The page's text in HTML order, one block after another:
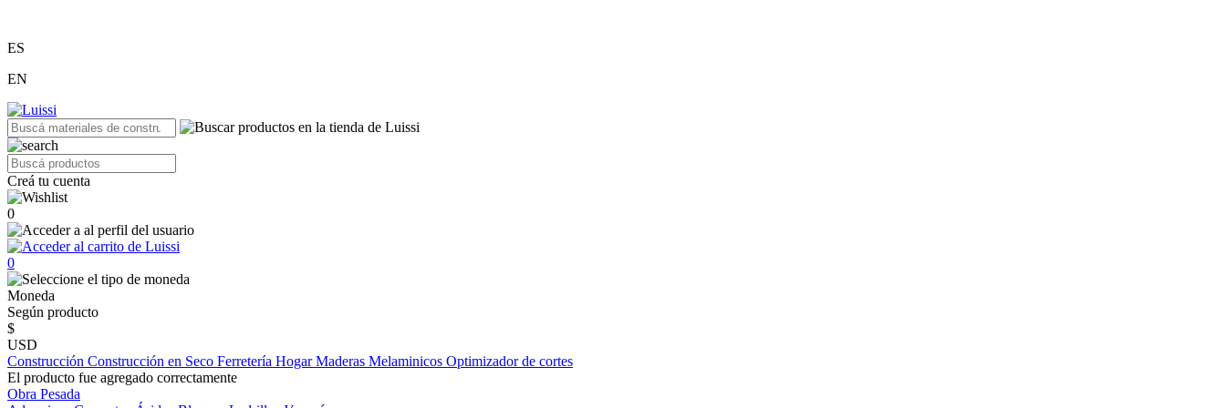
ES
EN
Creá tu cuenta
0
0
Moneda
Según producto
$
USD
Construcción Construcción en Seco Ferretería HogarMaderas Melaminicos Optimizador de cortes
El producto fue agregado correctamente
Obra Pesada